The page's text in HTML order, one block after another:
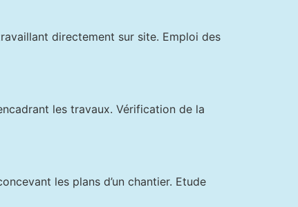
directement sur site. Emploi des
les travaux. Vérification de la
les plans d’un chantier. Etude